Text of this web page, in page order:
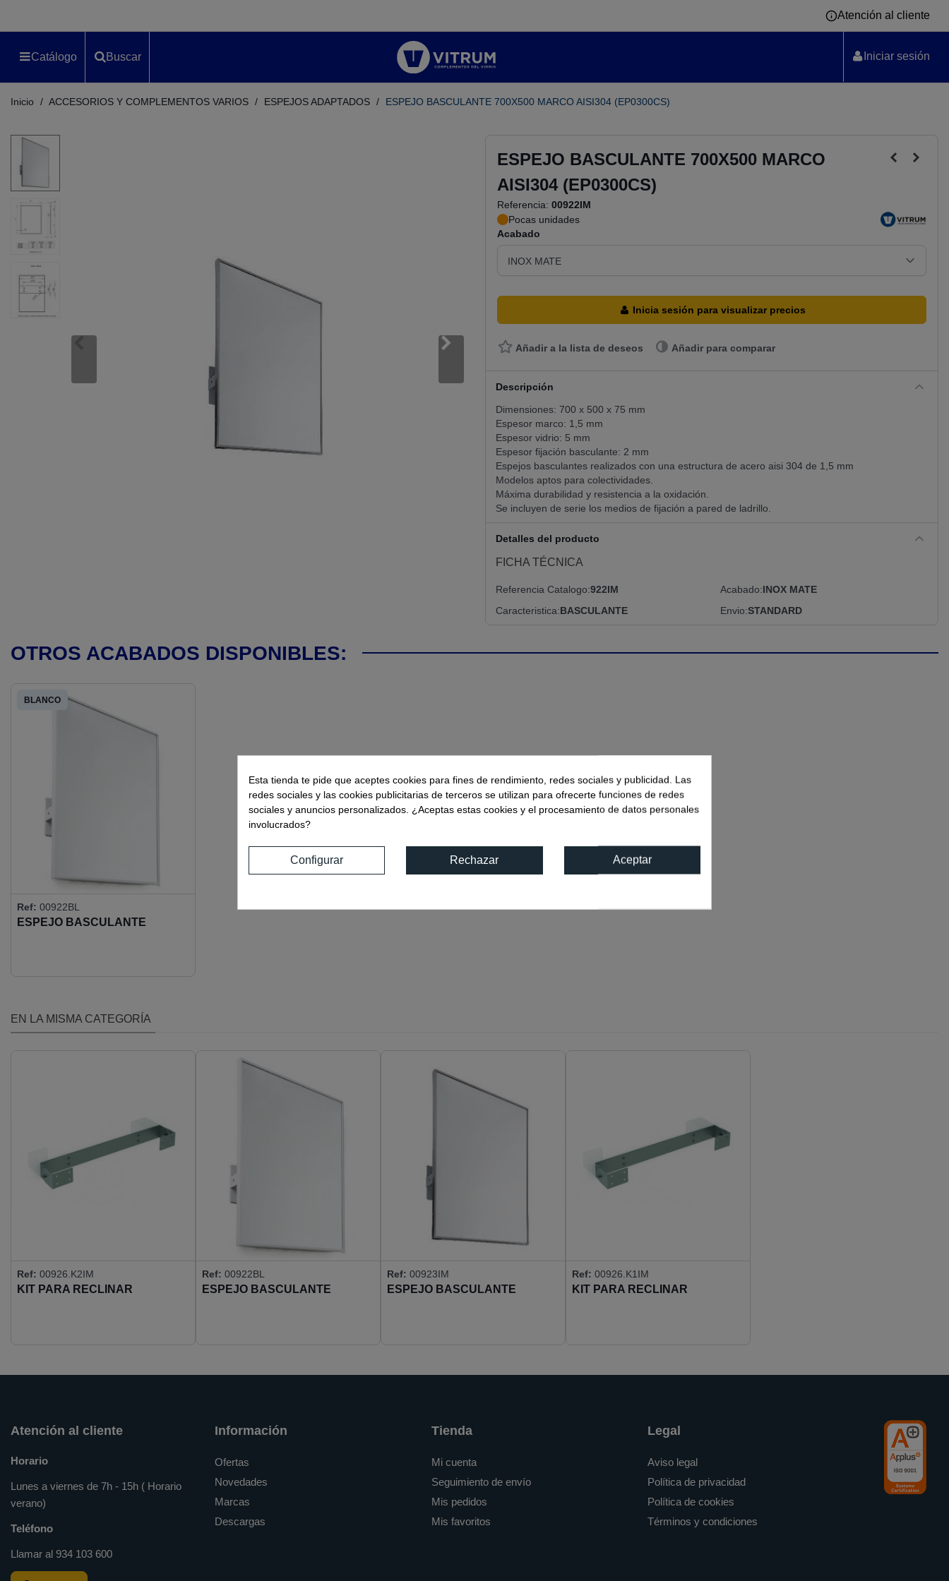
Atención al cliente
Catálogo Buscar Iniciar sesión
Inicio / ACCESORIOS Y COMPLEMENTOS VARIOS / ESPEJOS ADAPTADOS / ESPEJO BASCULANTE 700X500 MARCO AISI304 (EP0300CS)
ESPEJO BASCULANTE 700X500 MARCO
AISI304 (EP0300CS)
Referencia: 00922IM
Pocas unidades
Acabado
Inicia sesión para visualizar precios
Añadir a la lista de deseos Añadir para comparar
Descripción
Dimensiones: 700 x 500 x 75 mm
Espesor marco: 1,5 mm
Espesor vidrio: 5 mm
Espesor fijación basculante: 2 mm
Espejos basculantes realizados con una estructura de acero aisi 304 de 1,5 mm
Modelos aptos para colectividades.
Máxima durabilidad y resistencia a la oxidación.
Se incluyen de serie los medios de fijación a pared de ladrillo.
Detalles del producto
FICHA TÉCNICA
Referencia Catalogo 922IM Acabado INOX MATE
Caracteristica BASCULANTE Envio STANDARD
OTROS ACABADOS DISPONIBLES:
BLANCO
ESPEJO BASCULANTE
Ref: 00922BL
EN LA MISMA CATEGORÍA
KIT PARA RECLINAR
Ref: 00926.K2IM
ESPEJO BASCULANTE
Ref: 00922BL
ESPEJO BASCULANTE
Ref: 00923IM
KIT PARA RECLINAR
Ref: 00926.K1IM
Atención al cliente
Horario
Lunes a viernes de 7h - 15h ( Horario
verano)
Teléfono
Llamar al 934 103 600
Información
Ofertas
Novedades
Marcas
Descargas
Tienda
Mi cuenta
Seguimiento de envío
Mis pedidos
Mis favoritos
Legal
Aviso legal
Política de privacidad
Política de cookies
Términos y condiciones
Esta tienda te pide que aceptes cookies para fines de rendimiento, redes sociales y publicidad. Las
redes sociales y las cookies publicitarias de terceros se utilizan para ofrecerte funciones de redes
sociales y anuncios personalizados. ¿Aceptas estas cookies y el procesamiento de datos personales
involucrados?
Configurar Rechazar Aceptar